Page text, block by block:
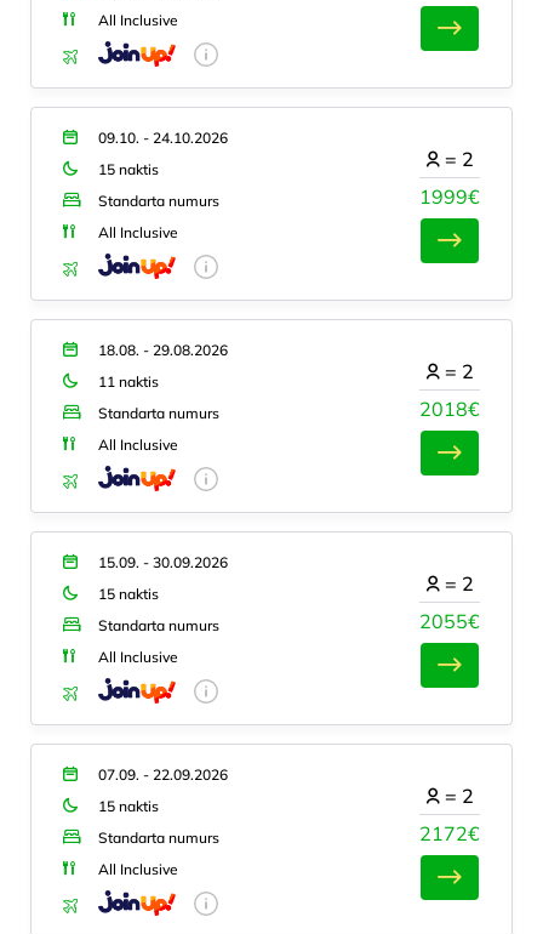
All Inclusive
09.10. - 24.10.2026
15 naktis
Standarta numurs
All Inclusive
1999€
= 2
18.08. - 29.08.2026
11 naktis
Standarta numurs
All Inclusive
2018€
= 2
15.09. - 30.09.2026
15 naktis
Standarta numurs
All Inclusive
2055€
= 2
07.09. - 22.09.2026
15 naktis
Standarta numurs
All Inclusive
2172€
= 2